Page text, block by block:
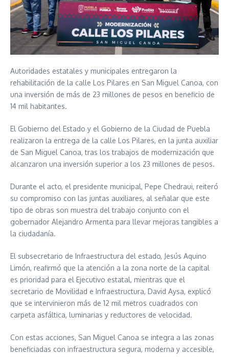
Autoridades estatales y municipales entregaron la
rehabilitación de la calle Los Pilares en San Miguel Canoa, con
una inversión de más de 23 millones de pesos en beneficio de
14 mil habitantes.
El Gobierno del Estado y el Gobierno de la Ciudad de Puebla
realizaron la entrega de la calle Los Pilares, en la junta auxiliar
de San Miguel Canoa, tras los trabajos de modernización que
alcanzaron una inversión superior a los 23 millones de pesos.
Durante el acto, el presidente municipal, Pepe Chedraui, reiteró
su compromiso con las juntas auxiliares, al señalar que este
tipo de obras son muestra del trabajo conjunto con el
gobernador Alejandro Armenta para llevar mejoras tangibles a
la ciudadanía.
El subsecretario de Infraestructura del estado, Jesús Aquino
Limón, reafirmó que la atención a la zona norte de la capital
es prioridad para el Ejecutivo estatal, mientras que el
secretario de Movilidad e Infraestructura, David Aysa, explicó
que se intervinieron más de 12 mil metros cuadrados con
carpeta asfáltica, luminarias y reductores de velocidad.
Con estas acciones, San Miguel Canoa se integra a las zonas
beneficiadas con infraestructura segura, moderna y accesible,